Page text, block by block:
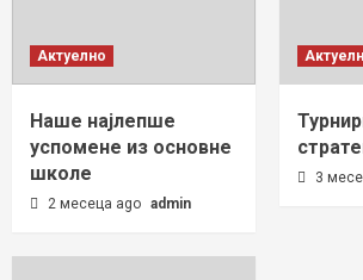
Актуелно
Наше најлепше
успомене из основне
школе
2 месеца ago admin
3